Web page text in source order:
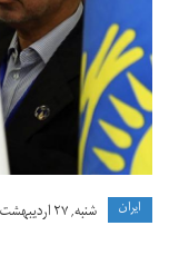
ايران شنبه, ۲۷ اردیبهشت ۱۳۹۹ ۰۶:۰۶